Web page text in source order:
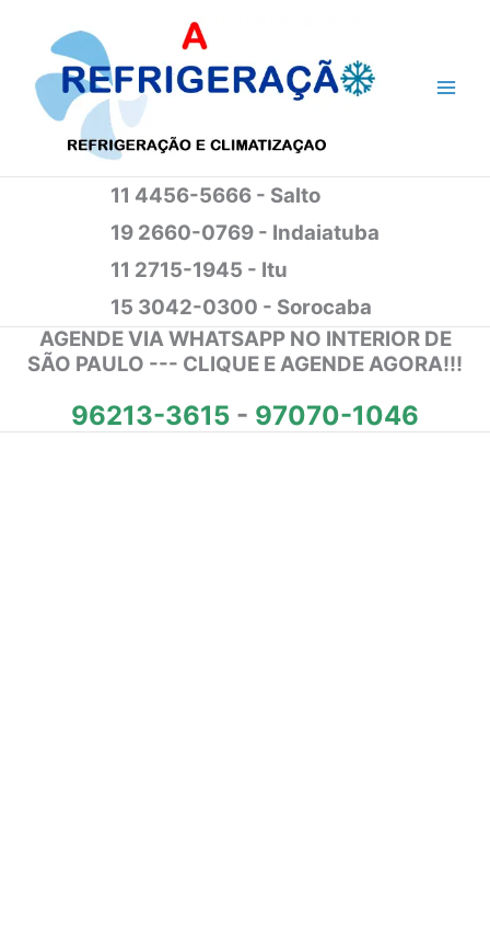
conteúdo
11 4456-5666 - Salto
19 2660-0769 - Indaiatuba
11 2715-1945 - Itu
15 3042-0300 - Sorocaba
AGENDE VIA WHATSAPP NO INTERIOR DE
SÃO PAULO --- CLIQUE E AGENDE AGORA!!!
96213-3615 - 97070-1046